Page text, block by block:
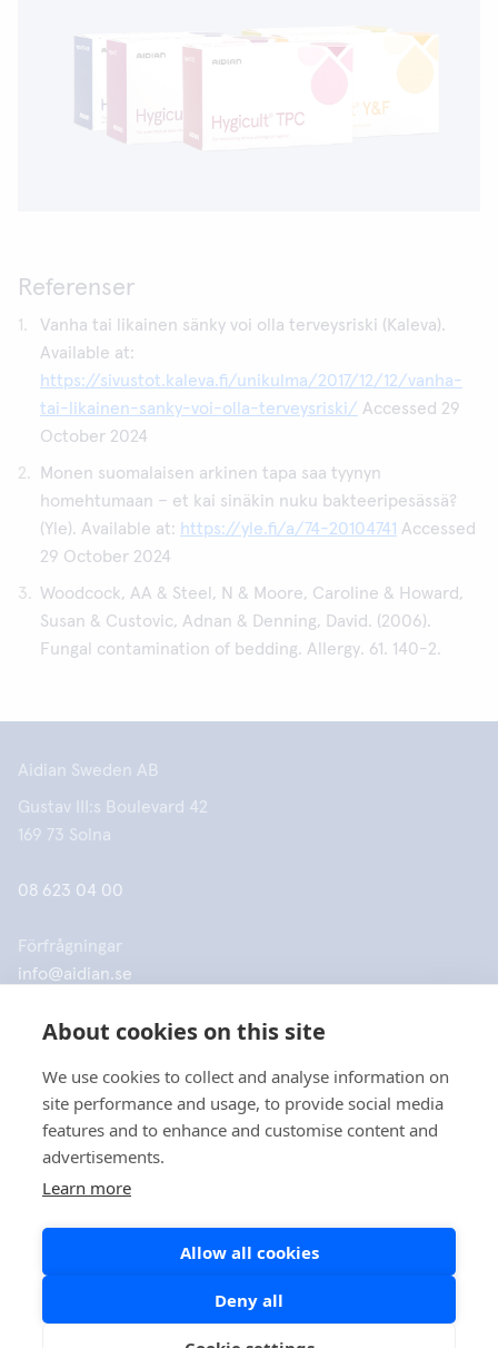
About cookies on this site
We use cookies to collect and analyse information on
site performance and usage, to provide social media
features and to enhance and customise content and
advertisements.
Learn more
Allow all cookies
Deny all
Referenser
Vanha tai likainen sänky voi olla terveysriski (Kaleva).
Available at:
https://sivustot.kaleva.fi/unikulma/2017/12/12/vanha-
tai-likainen-sanky-voi-olla-terveysriski/ Accessed 29
October 2024
Monen suomalaisen arkinen tapa saa tyynyn
homehtumaan – et kai sinäkin nuku bakteeripesässä?
(Yle). Available at: https://yle.fi/a/74-20104741 Accessed
29 October 2024
Woodcock, AA & Steel, N & Moore, Caroline & Howard,
Susan & Custovic, Adnan & Denning, David. (2006).
Fungal contamination of bedding. Allergy. 61. 140-2.
Aidian Sweden AB
Gustav III:s Boulevard 42
169 73 Solna
08 623 04 00
Förfrågningar
info@aidian.se
Försäljning
Företag
Produkter
Snabblänkar